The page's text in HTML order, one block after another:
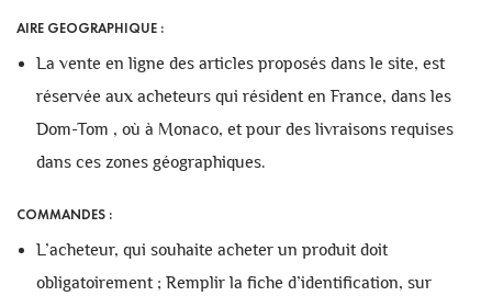
AIRE GEOGRAPHIQUE :
La vente en ligne des articles proposés dans le site, est
réservée aux acheteurs qui résident en France, dans les
Dom-Tom , où à Monaco, et pour des livraisons requises
dans ces zones géographiques.
COMMANDES :
L’acheteur, qui souhaite acheter un produit doit
obligatoirement ; Remplir la fiche d’identification, sur